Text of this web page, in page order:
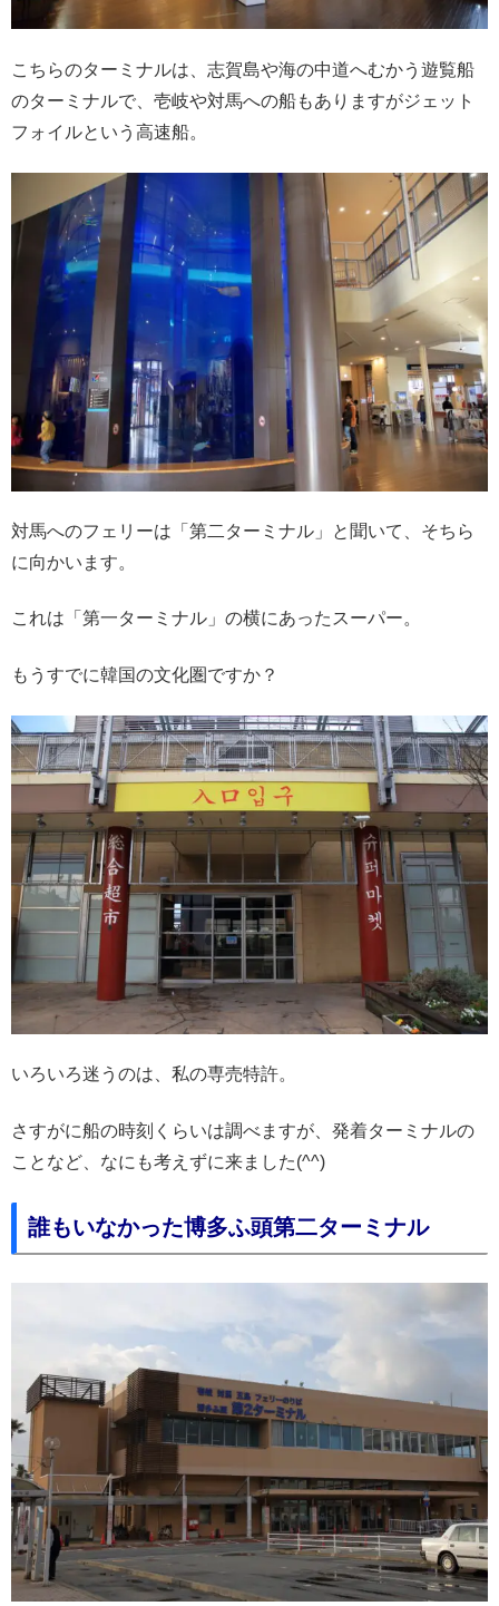
こちらのターミナルは、志賀島や海の中道へむかう遊覧船
のターミナルで、壱岐や対馬への船もありますがジェット
フォイルという高速船。
対馬へのフェリーは「第二ターミナル」と聞いて、そちら
に向かいます。
これは「第一ターミナル」の横にあったスーパー。
もうすでに韓国の文化圏ですか？
いろいろ迷うのは、私の専売特許。
さすがに船の時刻くらいは調べますが、発着ターミナルの
ことなど、なにも考えずに来ました(^^)
誰もいなかった博多ふ頭第二ターミナル